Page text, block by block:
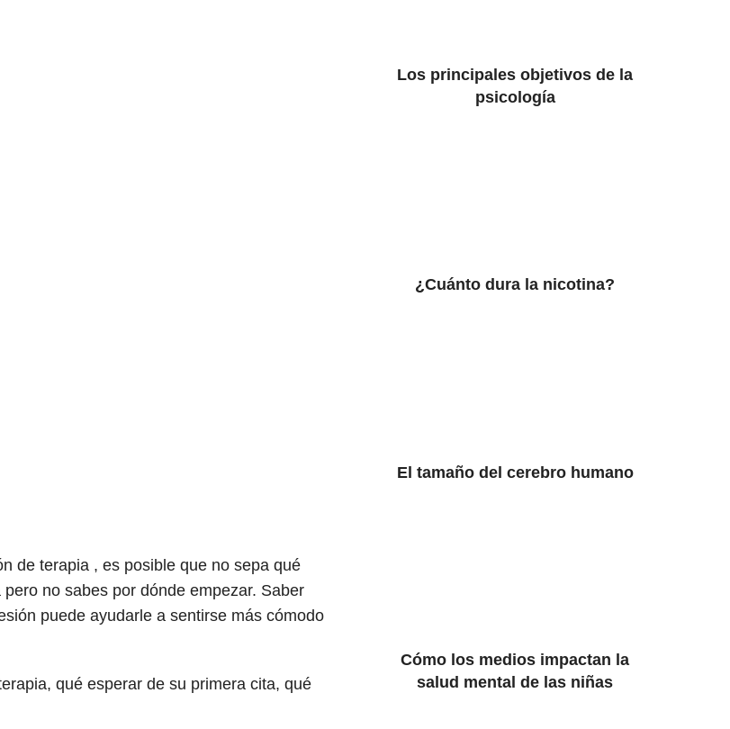
de terapia , es posible que no sepa qué
no sabes por dónde empezar. Saber
puede ayudarle a sentirse más cómodo
qué esperar de su primera cita, qué
Los principales objetivos de la
psicología
¿Cuánto dura la nicotina?
El tamaño del cerebro humano
Cómo los medios impactan la
salud mental de las niñas